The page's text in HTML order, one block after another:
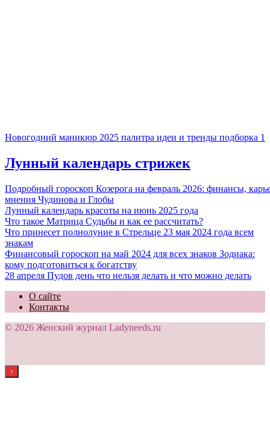
Новогодний маникюр 2025 палитра идеи и тренды подборка 1
Лунный календарь стрижек
Подробный гороскоп Козерога на февраль 2026: финансы,
мнения Чудинова и Глобы
Лунный календарь красоты на июнь 2025 года
Что такое Матрица Судьбы и как ее рассчитать?
Что принесет полнолуние в Стрельце 23 мая 2024 года всем
знакам
Финансовый гороскоп на май 2024 для всех знаков Зодиака:
кому подготовиться к богатству
28 апреля Пудов день что нельзя делать и что можно делать
О сайте
Контакты
© 2026 Женский журнал Ladyneeds.ru